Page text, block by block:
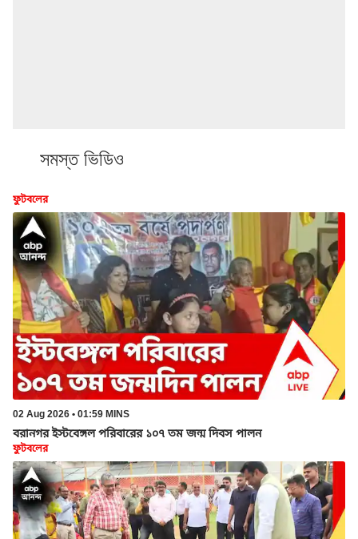
সমস্ত ভিডিও
ফুটবলের
02 Aug 2026 • 01:59 MINS
বরানগর ইস্টবেঙ্গল পরিবারের ১০৭ তম জন্ম দিবস পালন
ফুটবলের